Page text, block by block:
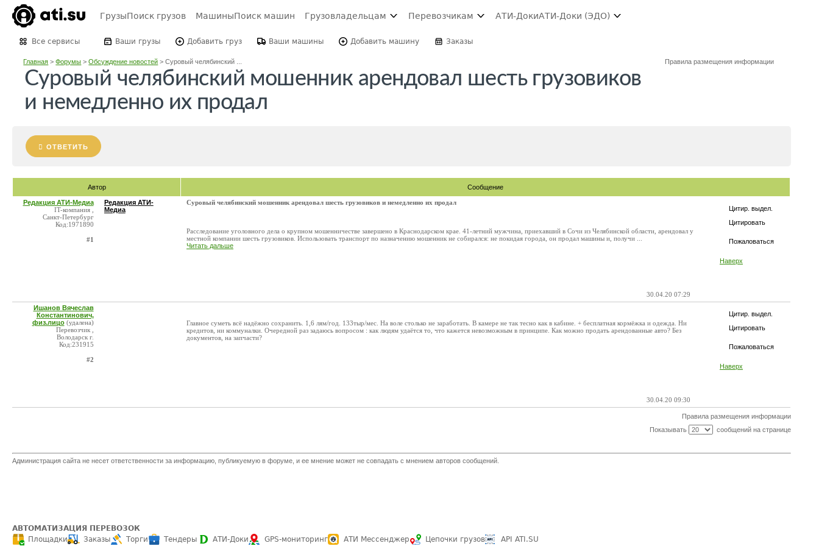
ГрузыПоиск грузов МашиныПоиск машин Грузовладельцам Перевозчикам АТИ-ДокиАТИ-Доки (ЭДО)
Все сервисы Ваши грузы Добавить груз Ваши машины Добавить машину Заказы
Главная >Форумы >Обсуждение новостей >Суровый челябинский ... Правила размещения информации
Суровый челябинский мошенник арендовал шесть грузовиков
и немедленно их продал
ОТВЕТИТЬ
Автор Сообщение
Цитир. выдел.
Цитировать
Пожаловаться
Наверх
Редакция АТИ-Медиа
IT-компания ,
Санкт-Петербург
Код:1971890
#1
Редакция АТИ-
Медиа
Суровый челябинский мошенник арендовал шесть грузовиков и немедленно их продал
Расследование уголовного дела о крупном мошенничестве завершено в Краснодарском крае. 41-летний мужчина, приехавший в Сочи из Челябинской области, арендовал у
местной компании шесть грузовиков. Использовать транспорт по назначению мошенник не собирался: не покидая города, он продал машины и, получи ...
Читать дальше
30.04.20 07:29
Цитир. выдел.
Цитировать
Пожаловаться
Наверх
Ишанов Вячеслав
Константинович,
физ.лицо (удалена)
Перевозчик ,
Володарск г.
Код:231915
#2
Главное суметь всё надёжно сохранить. 1,6 лям/год. 133тыр/мес. На воле столько не заработать. В камере не так тесно как в кабине. + бесплатная кормёжка и одежда. Ни
кредитов, ни коммуналки. Очередной раз задаюсь вопросом : как людям удаётся то, что кажется невозможным в принципе. Как можно продать арендованные авто? Без
документов, на запчасти?
30.04.20 09:30
Правила размещения информации
Показывать
сообщений на странице
Администрация сайта не несет ответственности за информацию, публикуемую в форуме, и ее мнение может не совпадать с мнением авторов сообщений.
АВТОМАТИЗАЦИЯ ПЕРЕВОЗОК
Площадки
Заказы Торги Тендеры АТИ-Доки GPS-мониторинг АТИ Мессенджер Цепочки грузов API ATI.SU